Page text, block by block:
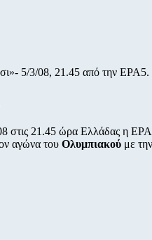
5/3/08, 21.45 από την ΕΡΑ5.
στις 21.45 ώρα Ελλάδας η
αγώνα του Ολυμπιακού με την